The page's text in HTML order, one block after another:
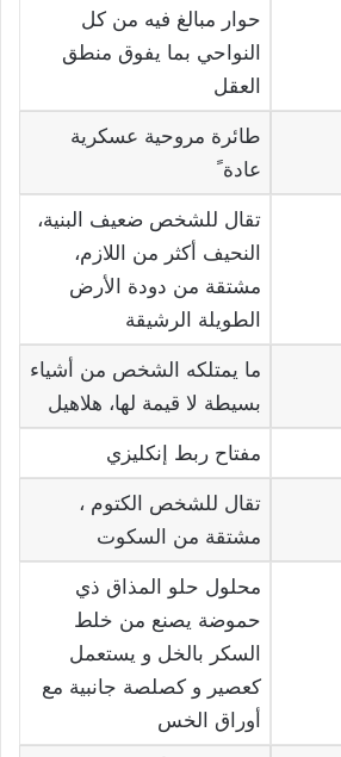
حوار مبالغ فيه من كل
النواحي بما يفوق منطق
العقل
طائرة مروحية عسكرية
عادة ً
تقال للشخص ضعيف البنية،
النحيف أكثر من اللازم،
مشتقة من دودة الأرض
الطويلة الرشيقة
ما يمتلكه الشخص من أشياء
بسيطة لا قيمة لها، هلاهيل
مفتاح ربط إنكليزي
تقال للشخص الكتوم ،
مشتقة من السكوت
محلول حلو المذاق ذي
حموضة يصنع من خلط
السكر بالخل و يستعمل
كعصير و كصلصة جانبية مع
أوراق الخس